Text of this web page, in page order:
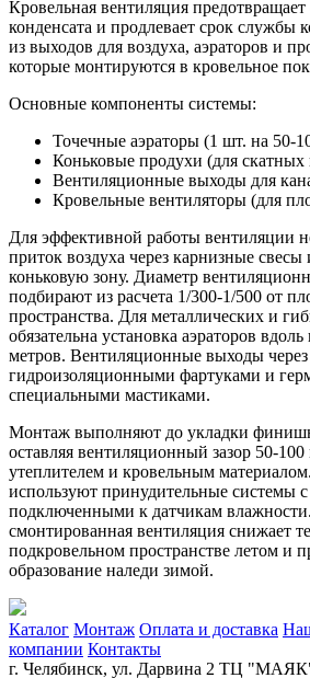
Кровельная вентиляция предотвращает
конденсата и продлевает срок службы
из выходов для воздуха, аэраторов и
которые монтируются в кровельное
Основные компоненты системы:
Точечные аэраторы (1 шт. на 50-
Коньковые продухи (для
Вентиляционные выходы для
Кровельные вентиляторы (для
Для эффективной работы вентиляции
приток воздуха через карнизные
коньковую зону. Диаметр
подбирают из расчета 1/300-1/500 от
пространства. Для металлических и
обязательна установка аэраторов
метров. Вентиляционные выходы
гидроизоляционными фартуками и
специальными мастиками.
Монтаж выполняют до укладки
оставляя вентиляционный зазор 50-
утеплителем и кровельным
используют принудительные системы
подключенными к датчикам
смонтированная вентиляция снижает
подкровельном пространстве летом и
образование наледи зимой.
Каталог Монтаж Оплата и доставка
компании Контакты
г. Челябинск, ул. Дарвина 2 ТЦ "МАЯК"